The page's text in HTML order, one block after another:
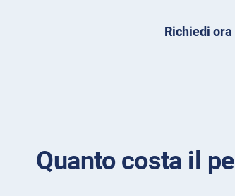
Richiedi
Quanto costa il